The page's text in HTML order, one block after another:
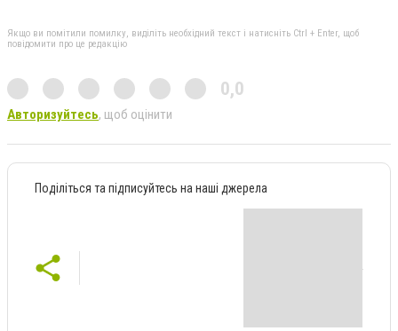
Якщо ви помітили помилку, виділіть необхідний текст і натисніть Ctrl + Enter, щоб
повідомити про це редакцію
0,0
Авторизуйтесь, щоб оцінити
Поділіться та підписуйтесь на наші джерела